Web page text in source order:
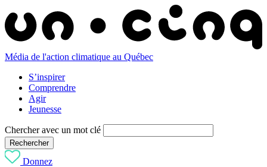
Média de l'action climatique au Québec
S’inspirer
Comprendre
Agir
Jeunesse
Chercher avec un mot clé
Rechercher
Donnez